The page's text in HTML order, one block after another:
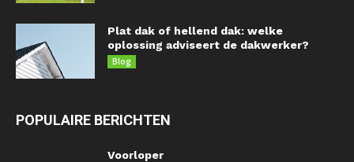
Plat dak of hellend dak: welke
oplossing adviseert de dakwerker?
Blog
POPULAIRE BERICHTEN
Voorloper